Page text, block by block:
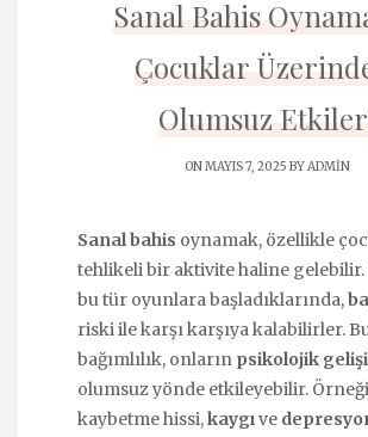
Sanal Bahis
Çocuklar
Olumsuz
ON MAYIS 7, 2025 BYADMIN
Sanal bahis oynamak, özellikle
tehlikeli bir aktivite haline gelebilir.
bu tür oyunlara başladıklarında,
riski ile karşı karşıya kalabilirler.
bağımlılık, onların psikolojik
olumsuz yönde etkileyebilir.
kaybetme hissi,kaygıve